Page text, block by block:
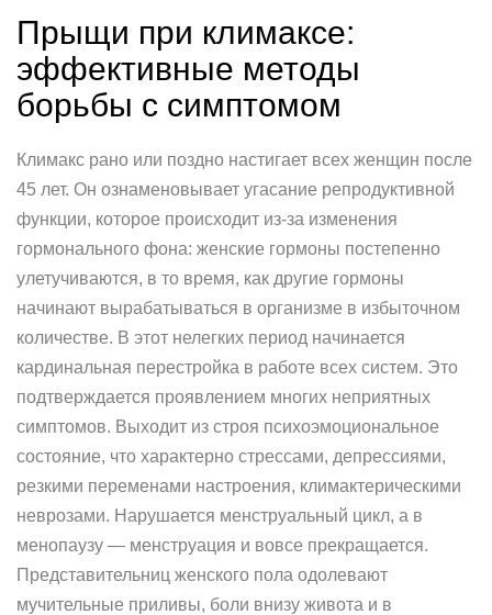
Прыщи при климаксе:
эффективные методы
борьбы с симптомом
Климакс рано или поздно настигает всех женщин после
45 лет. Он ознаменовывает угасание репродуктивной
функции, которое происходит из-за изменения
гормонального фона: женские гормоны постепенно
улетучиваются, в то время, как другие гормоны
начинают вырабатываться в организме в избыточном
количестве. В этот нелегких период начинается
кардинальная перестройка в работе всех систем. Это
подтверждается проявлением многих неприятных
симптомов. Выходит из строя психоэмоциональное
состояние, что характерно стрессами, депрессиями,
резкими переменами настроения, климактерическими
неврозами. Нарушается менструальный цикл, а в
менопаузу — менструация и вовсе прекращается.
Представительниц женского пола одолевают
мучительные приливы, боли внизу живота и в